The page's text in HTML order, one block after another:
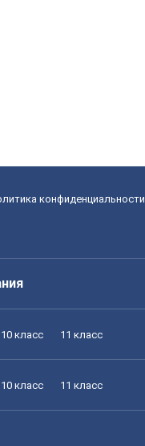
конфиденциальности
10 класс 11 класс
10 класс 11 класс